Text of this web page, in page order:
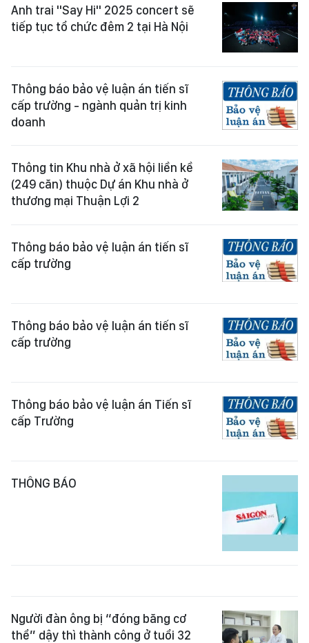
Anh trai "Say Hi" 2025 concert sẽ
tiếp tục tổ chức đêm 2 tại Hà Nội
Thông báo bảo vệ luận án tiến sĩ
cấp trường - ngành quản trị kinh
doanh
Thông tin Khu nhà ở xã hội liền kề
(249 căn) thuộc Dự án Khu nhà ở
thương mại Thuận Lợi 2
Thông báo bảo vệ luận án tiến sĩ
cấp trường
Thông báo bảo vệ luận án tiến sĩ
cấp trường
Thông báo bảo vệ luận án Tiến sĩ
cấp Trường
THÔNG BÁO
Người đàn ông bị “đóng băng cơ
thể” dậy thì thành công ở tuổi 32